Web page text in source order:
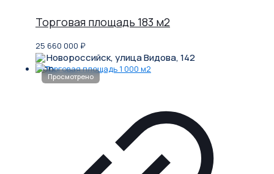
Торговая площадь 183 м2
25 660 000 ₽
Новороссийск, улица Видова, 142